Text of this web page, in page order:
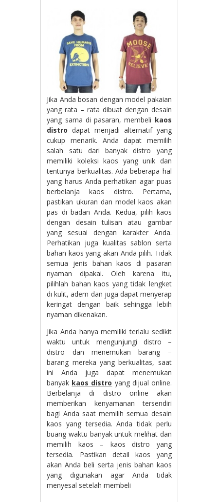
Jika Anda bosan dengan model pakaian
yang rata – rata dibuat dengan desain
yang sama di pasaran, membeli kaos
distro dapat menjadi alternatif yang
cukup menarik. Anda dapat memilih
salah satu dari banyak distro yang
memiliki koleksi kaos yang unik dan
tentunya berkualitas. Ada beberapa hal
yang harus Anda perhatikan agar puas
berbelanja kaos distro. Pertama,
pastikan ukuran dan model kaos akan
pas di badan Anda. Kedua, pilih kaos
dengan desain tulisan atau gambar
yang sesuai dengan karakter Anda.
Perhatikan juga kualitas sablon serta
bahan kaos yang akan Anda pilih. Tidak
semua jenis bahan kaos di pasaran
nyaman dipakai. Oleh karena itu,
pilihlah bahan kaos yang tidak lengket
di kulit, adem dan juga dapat menyerap
keringat dengan baik sehingga lebih
nyaman dikenakan.
Jika Anda hanya memiliki terlalu sedikit
waktu untuk mengunjungi distro –
distro dan menemukan barang –
barang mereka yang berkualitas, saat
ini Anda juga dapat menemukan
banyak kaos distro yang dijual online.
Berbelanja di distro online akan
memberikan kenyamanan tersendiri
bagi Anda saat memilih semua desain
kaos yang tersedia. Anda tidak perlu
buang waktu banyak untuk melihat dan
memilih kaos – kaos distro yang
tersedia. Pastikan detail kaos yang
akan Anda beli serta jenis bahan kaos
yang digunakan agar Anda tidak
menyesal setelah membeli